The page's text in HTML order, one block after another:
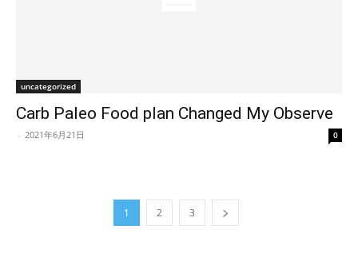
uncategorized
Carb Paleo Food plan Changed My Observe
- 2021年6月21日 0
1 2 3